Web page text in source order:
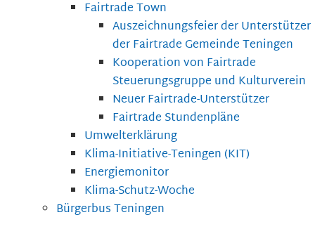
Fairtrade Town
Auszeichnungsfeier der Unterstützer
der Fairtrade Gemeinde Teningen
Kooperation von Fairtrade
Steuerungsgruppe und Kulturverein
Neuer Fairtrade-Unterstützer
Fairtrade Stundenpläne
Umwelterklärung
Klima-Initiative-Teningen (KIT)
Energiemonitor
Klima-Schutz-Woche
Bürgerbus Teningen